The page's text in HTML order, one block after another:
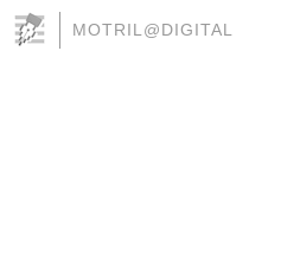
MOTRIL@DIGITAL